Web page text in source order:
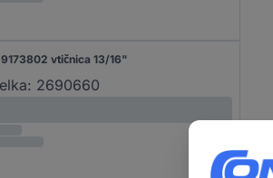
vtičnica 13/16"
2690660